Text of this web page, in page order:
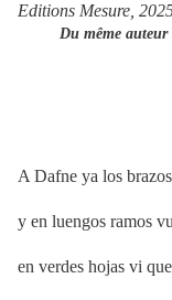
Editions Mesure,
Du même
A Dafne ya los
y en luengos ramos
en verdes hojas vi